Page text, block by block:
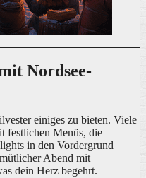
Nordsee-
einiges zu bieten. Viele
festlichen Menüs, die
in den Vordergrund
Abend mit
dein Herz begehrt.